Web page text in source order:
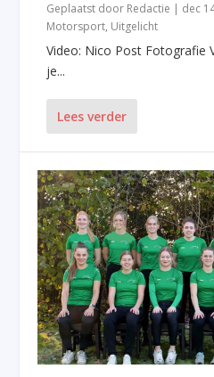
Geplaatst door Redactie dec
Motorsport, Uitgelicht
Video: Nico Post Fotografie
je...
Lees verder